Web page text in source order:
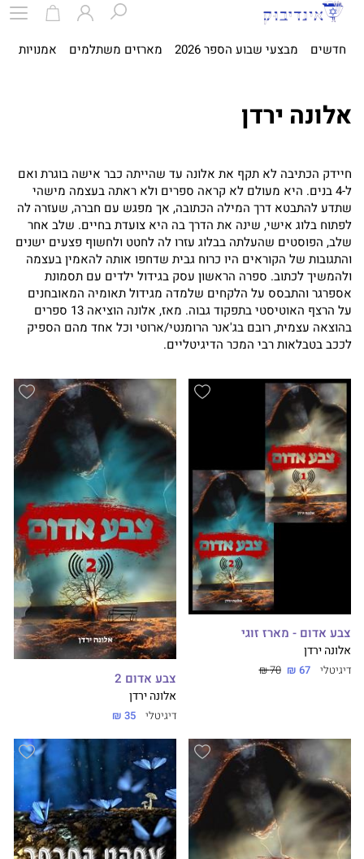
חדשים מבצעי שבוע הספר 2026 מארזים משתלמים אמנויות
אלונה ירדן
חיידק הכתיבה לא תקף את אלונה עד שהייתה כבר אישה בוגרת ואם
ל-4 בנים. היא מעולם לא קראה ספרים ולא ראתה בעצמה מישהי
שתדע להתבטא דרך המילה הכתובה, אך מפגש עם חברה, שעזרה לה
לפתוח בלוג אישי, שינה את הדרך בה היא צועדת בחיים. שלב אחר
שלב, הפוסטים שהעלתה בבלוג עזרו לה לחטט ולחשוף פצעים ישנים
והתגובות של הקוראים היו כרוח גבית שדחפו אותה להאמין בעצמה
ולהמשיך לכתוב. ספרה הראשון עסק בגידול ילדים עם תסמונת
אספרגר והתבסס על הלקחים שלמדה מגידול תאומיה המאובחנים
על הרצף האוטיסטי בתפקוד גבוה. מאז, אלונה הוציאה 13 ספרים
בהוצאה עצמית, רובם בג'אנר הרומנטי/ארוטי וכל אחד מהם הספיק
לככב בטבלאות רבי המכר הדיגיטליים.
צבע אדום - מארז זוגי
אלונה ירדן
דיגיטלי 67 ₪
70 ₪ צבע אדום 2
אלונה ירדן
דיגיטלי 35 ₪